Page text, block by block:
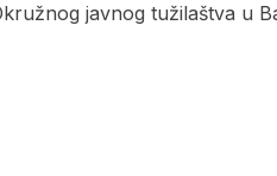
javnog tužilaštva u